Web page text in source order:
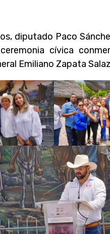
diputado Paco
cívica
Emiliano Zapata